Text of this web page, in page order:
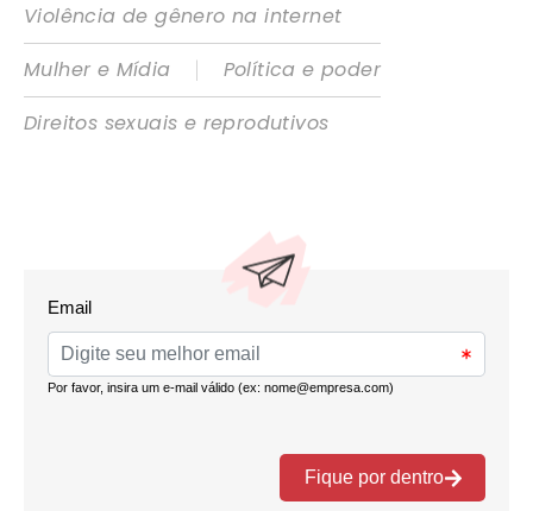
Violência de gênero na internet
Mulher e Mídia
|
Política e poder
Direitos sexuais e reprodutivos